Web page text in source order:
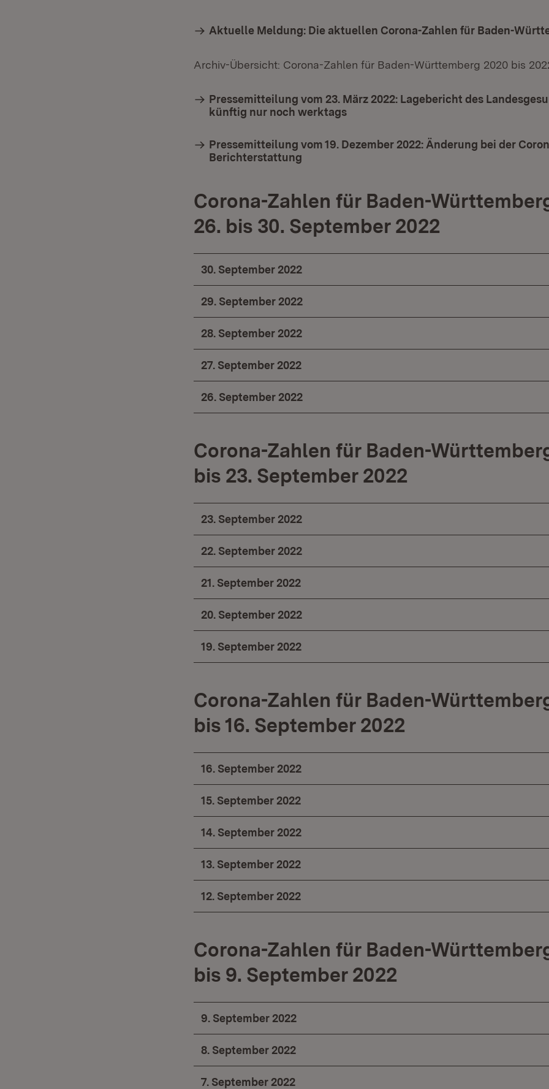
Aktuelle Meldung: Die aktuellen Corona-Zahlen für Baden-
Archiv-Übersicht: Corona-Zahlen für Baden-Württemberg 2020 bis
Pressemitteilung vom 23. März 2022: Lagebericht des
künftig nur noch werktags
Pressemitteilung vom 19. Dezember 2022: Änderung bei der
Berichterstattung
Corona-Zahlen für Baden-
26. bis 30. September 2022
30. September 2022
29. September 2022
28. September 2022
27. September 2022
26. September 2022
Corona-Zahlen für Baden-
bis 23. September 2022
23. September 2022
22. September 2022
21. September 2022
20. September 2022
19. September 2022
Corona-Zahlen für Baden-
bis 16. September 2022
16. September 2022
15. September 2022
14. September 2022
13. September 2022
12. September 2022
Corona-Zahlen für Baden-
bis 9. September 2022
9. September 2022
8. September 2022
7. September 2022